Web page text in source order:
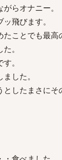
らオナニー。
飛びます。
ことでも最高
。
。
した。
したまさにそ